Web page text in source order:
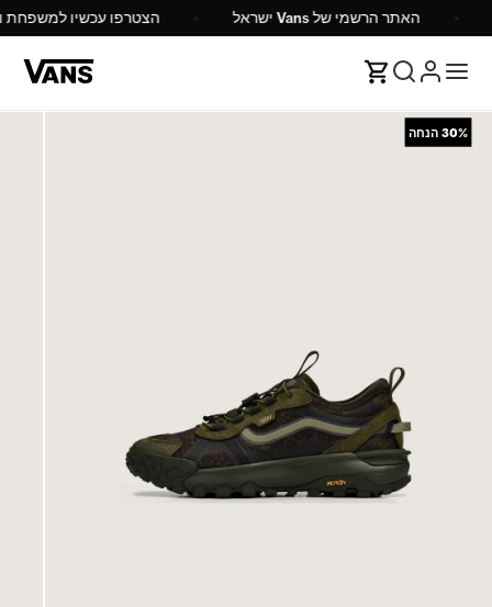
האתר הרשמי של Vans ישראל הצטרפו עכשיו למשפחת ואנס
30% הנחה